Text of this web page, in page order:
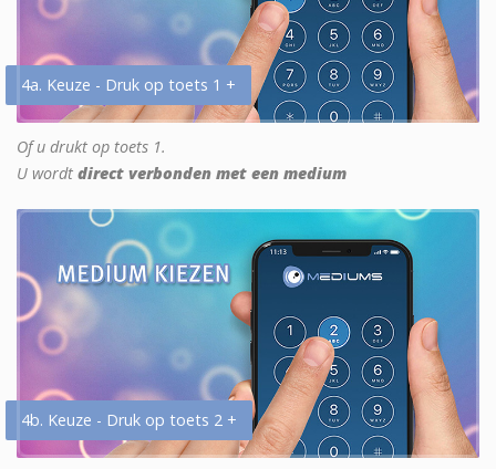
4a. Keuze - Druk op toets 1 +
Of u drukt op toets 1.
U wordt direct verbonden met een medium
4b. Keuze - Druk op toets 2 +